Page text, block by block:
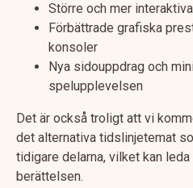
Större och mer
Förbättrade grafiska
konsoler
Nya sidouppdrag och
spelupplevelsen
Det är också troligt att vi
det alternativa tidslinjetemat
tidigare delarna, vilket kan
berättelsen.